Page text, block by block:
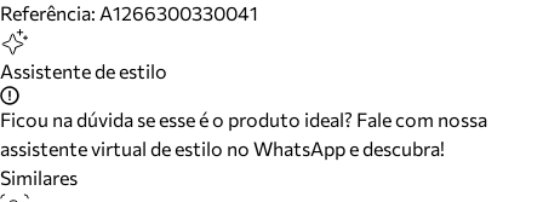
Referência: A1266300330041
Assistente de estilo
Ficou na dúvida se esse é o produto ideal? Fale com nossa
assistente virtual de estilo no WhatsApp e descubra!
Similares